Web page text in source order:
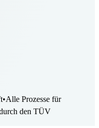
•Alle Prozesse für
den TÜV